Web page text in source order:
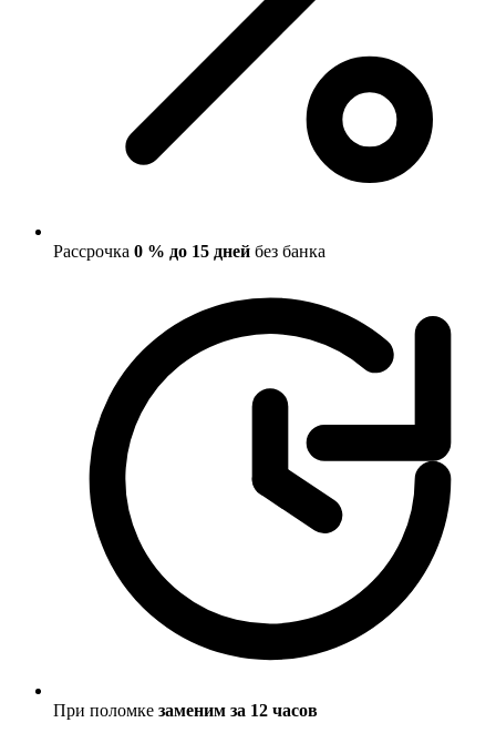
Рассрочка 0 % до 15 дней без банка
При поломке заменим за 12 часов